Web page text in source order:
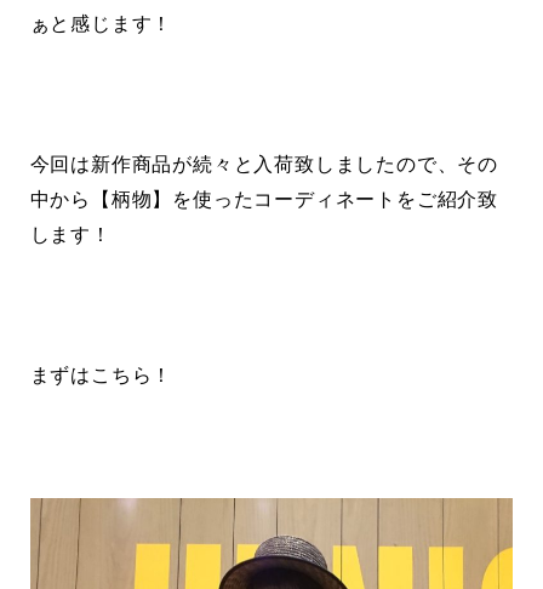
ぁと感じます！
今回は新作商品が続々と入荷致しましたので、その
中から【柄物】を使ったコーディネートをご紹介致
します！
まずはこちら！